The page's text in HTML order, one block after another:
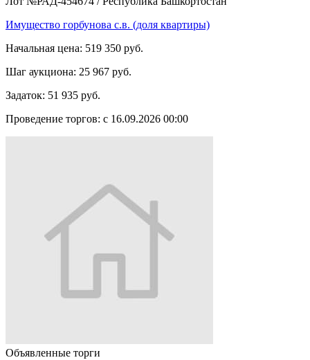
Имущество горбунова с.в. (доля квартиры)
Начальная цена: 519 350 руб.
Шаг аукциона: 25 967 руб.
Задаток: 51 935 руб.
Проведение торгов: с 16.09.2026 00:00
Объявленные торги